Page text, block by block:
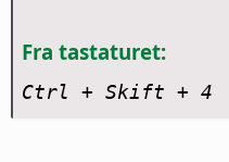
Fra tastaturet:
Ctrl + Skift + 4